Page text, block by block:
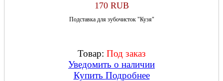
170 RUB
Подставка для зубочисток "Кузя"
Товар: Под заказ
Уведомить о наличии
Купить Подробнее